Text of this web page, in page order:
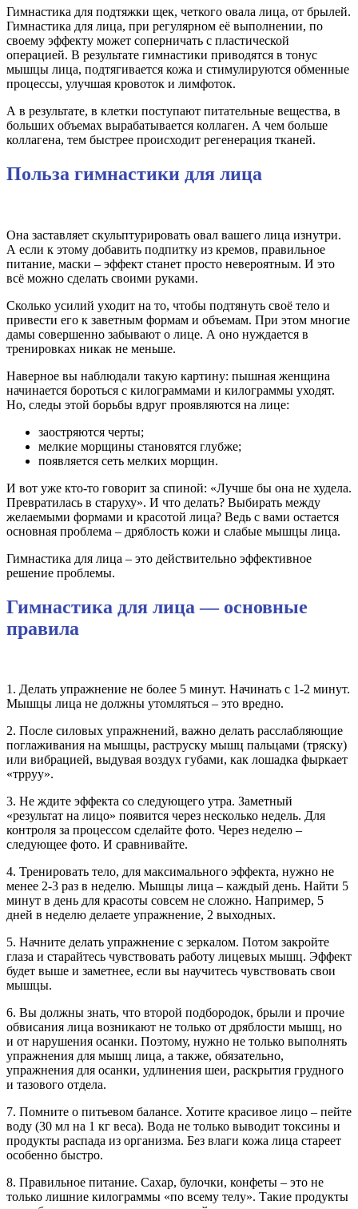
Гимнастика для подтяжки щек, четкого овала лица, от брылей.
Гимнастика для лица, при регулярном её выполнении, по
своему эффекту может соперничать с пластической
операцией. В результате гимнастики приводятся в тонус
мышцы лица, подтягивается кожа и стимулируются обменные
процессы, улучшая кровоток и лимфоток.
А в результате, в клетки поступают питательные вещества, в
больших объемах вырабатывается коллаген. А чем больше
коллагена, тем быстрее происходит регенерация тканей.
Польза гимнастики для лица
Она заставляет скульптурировать овал вашего лица изнутри.
А если к этому добавить подпитку из кремов, правильное
питание, маски – эффект станет просто невероятным. И это
всё можно сделать своими руками.
Сколько усилий уходит на то, чтобы подтянуть своё тело и
привести его к заветным формам и объемам. При этом многие
дамы совершенно забывают о лице. А оно нуждается в
тренировках никак не меньше.
Наверное вы наблюдали такую картину: пышная женщина
начинается бороться с килограммами и килограммы уходят.
Но, следы этой борьбы вдруг проявляются на лице:
заостряются черты;
мелкие морщины становятся глубже;
появляется сеть мелких морщин.
И вот уже кто-то говорит за спиной: «Лучше бы она не худела.
Превратилась в старуху». И что делать? Выбирать между
желаемыми формами и красотой лица? Ведь с вами остается
основная проблема – дряблость кожи и слабые мышцы лица.
Гимнастика для лица – это действительно эффективное
решение проблемы.
Гимнастика для лица — основные
правила
1. Делать упражнение не более 5 минут. Начинать с 1-2 минут.
Мышцы лица не должны утомляться – это вредно.
2. После силовых упражнений, важно делать расслабляющие
поглаживания на мышцы, раструску мышц пальцами (тряску)
или вибрацией, выдувая воздух губами, как лошадка фыркает
«трруу».
3. Не ждите эффекта со следующего утра. Заметный
«результат на лицо» появится через несколько недель. Для
контроля за процессом сделайте фото. Через неделю –
следующее фото. И сравнивайте.
4. Тренировать тело, для максимального эффекта, нужно не
менее 2-3 раз в неделю. Мышцы лица – каждый день. Найти 5
минут в день для красоты совсем не сложно. Например, 5
дней в неделю делаете упражнение, 2 выходных.
5. Начните делать упражнение с зеркалом. Потом закройте
глаза и старайтесь чувствовать работу лицевых мышц. Эффект
будет выше и заметнее, если вы научитесь чувствовать свои
мышцы.
6. Вы должны знать, что второй подбородок, брыли и прочие
обвисания лица возникают не только от дряблости мышц, но
и от нарушения осанки. Поэтому, нужно не только выполнять
упражнения для мышц лица, а также, обязательно,
упражнения для осанки, удлинения шеи, раскрытия грудного
и тазового отдела.
7. Помните о питьевом балансе. Хотите красивое лицо – пейте
воду (30 мл на 1 кг веса). Вода не только выводит токсины и
продукты распада из организма. Без влаги кожа лица стареет
особенно быстро.
8. Правильное питание. Сахар, булочки, конфеты – это не
только лишние килограммы «по всему телу». Такие продукты